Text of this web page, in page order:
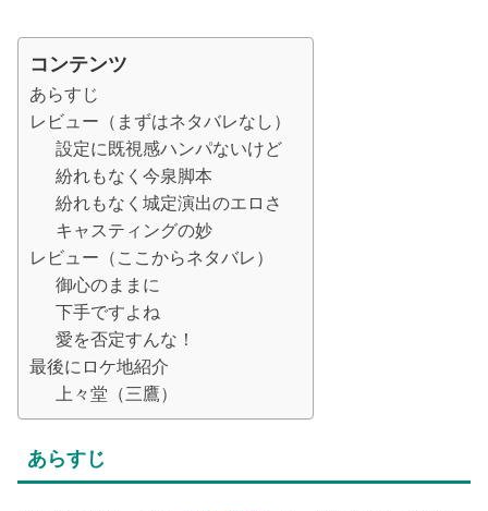
コンテンツ
あらすじ
レビュー（まずはネタバレなし）
設定に既視感ハンパないけど
紛れもなく今泉脚本
紛れもなく城定演出のエロさ
キャスティングの妙
レビュー（ここからネタバレ）
御心のままに
下手ですよね
愛を否定すんな！
最後にロケ地紹介
上々堂（三鷹）
あらすじ